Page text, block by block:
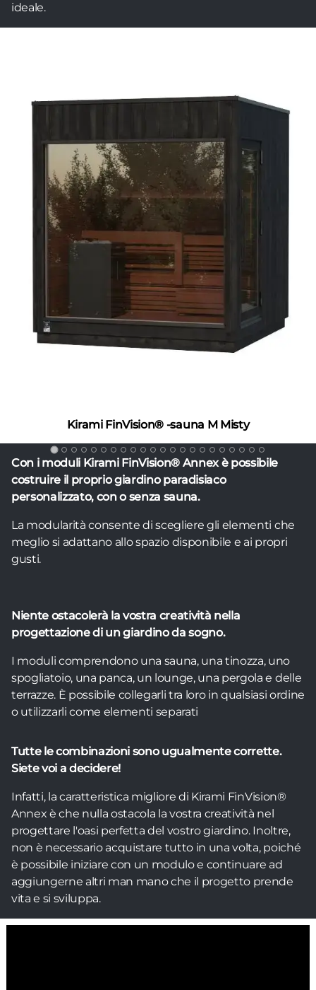
ideale.
Kirami FinVision® -sauna M Misty
Con i moduli Kirami FinVision® Annex è possibile
costruire il proprio giardino paradisiaco
personalizzato, con o senza sauna.
La modularità consente di scegliere gli elementi che
meglio si adattano allo spazio disponibile e ai propri
gusti.
Niente ostacolerà la vostra creatività nella
progettazione di un giardino da sogno.
I moduli comprendono una sauna, una tinozza, uno
spogliatoio, una panca, un lounge, una pergola e delle
terrazze. È possibile collegarli tra loro in qualsiasi ordine
o utilizzarli come elementi separati
Tutte le combinazioni sono ugualmente corrette.
Siete voi a decidere!
Infatti, la caratteristica migliore di Kirami FinVision®
Annex è che nulla ostacola la vostra creatività nel
progettare l'oasi perfetta del vostro giardino. Inoltre,
non è necessario acquistare tutto in una volta, poiché
è possibile iniziare con un modulo e continuare ad
aggiungerne altri man mano che il progetto prende
vita e si sviluppa.